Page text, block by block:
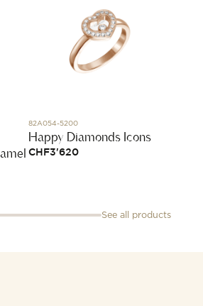
82A054-5200
Happy Diamonds Icons
CHF3'620
See all products